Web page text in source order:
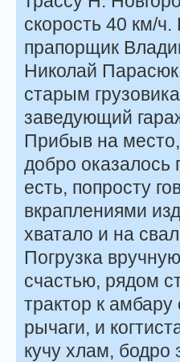
скорость 40 км/
прапорщик
Николай
старым
заведующий
Прибыв на
добро оказалось
есть, попросту
вкраплениями
хватало и на
Погрузка
счастью, рядом
трактор к
рычаги, и
кучу хлам, бодро